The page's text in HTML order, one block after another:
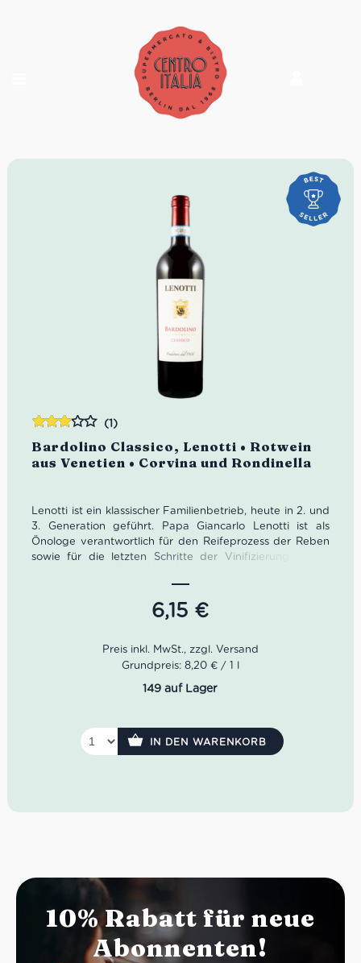
Bardolino Classico, Lenotti • Rotwein
aus Venetien • Corvina und Rondinella
(1)
Lenotti ist ein klassischer Familienbetrieb, heute in 2. und
3. Generation geführt. Papa Giancarlo Lenotti ist als
Önologe verantwortlich für den Reifeprozess der Reben
sowie für die letzten Schritte der Vinifizierung. Mama
Sohn Claudio verwaltet und leitet das internationale
Geschäft. Dieser herrliche Bardolino Classico von Lenotti
aus Veneto stammt aus der malerischen Hügelregion auf
Geschmack ausgewogen, frisch und trocken. Der
Bordalino Classico soll jung getrunken werden.
helles Rubinrot
6,15 €
Bewertet
mit
3.00
Grundpreis: 8,20 € / 1 l
149 auf Lager
IN DEN WARENKORB
10% Rabatt für neue
Abonnenten!